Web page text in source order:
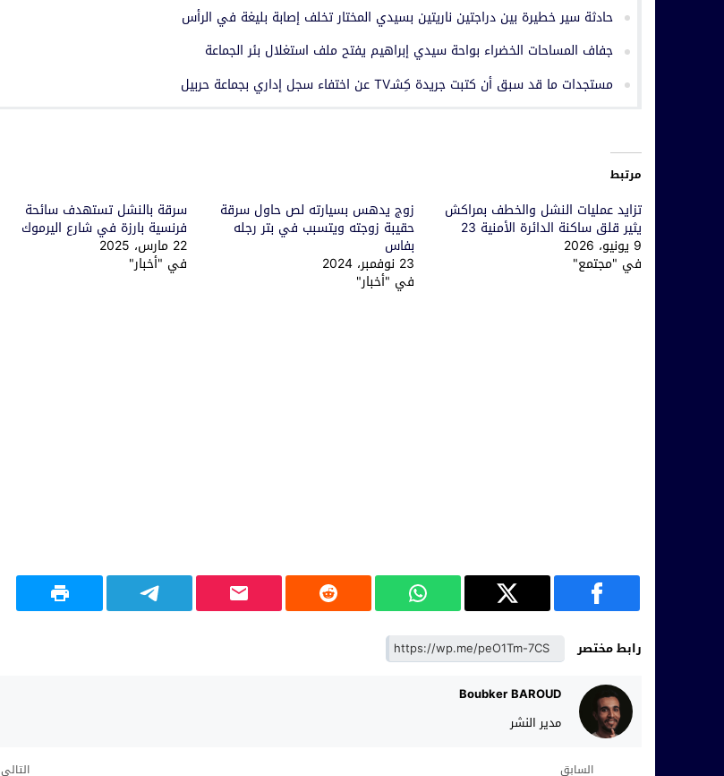
حادثة سير خطيرة بين دراجتين ناريتين بسيدي المختار تخلف إصابة بليغة في الرأس
جفاف المساحات الخضراء بواحة سيدي إبراهيم يفتح ملف استغلال بئر الجماعة
مستجدات ما قد سبق أن كتبت جريدة كِشـTV عن اختفاء سجل إداري بجماعة حربيل
مرتبط
تزايد عمليات النشل والخطف بمراكش
يثير قلق ساكنة الدائرة الأمنية 23
9 يونيو، 2026
في "مجتمع"
زوج يدهس بسيارته لص حاول سرقة
حقيبة زوجته ويتسبب في بتر رجله
بفاس
23 نوفمبر، 2024
في "أخبار"
سرقة بالنشل تستهدف سائحة
فرنسية بارزة في شارع اليرموك
22 مارس، 2025
في "أخبار"
رابط مختصر
Boubker BAROUD
مدير النشر
السابق التالي